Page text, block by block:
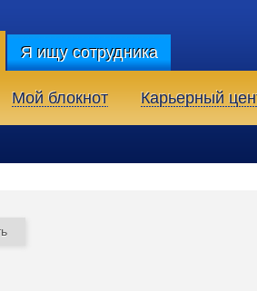
Я ищу сотрудника
Мой блокнот Карьерный